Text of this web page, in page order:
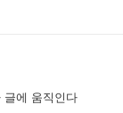
객 언어를 써라
갇힌 언어 해방
글에 움직인다